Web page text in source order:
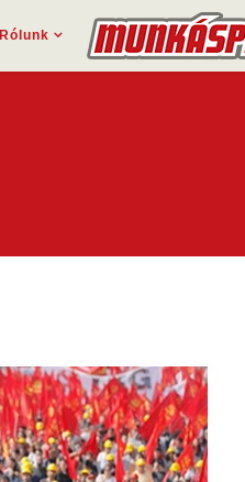
Rólunk